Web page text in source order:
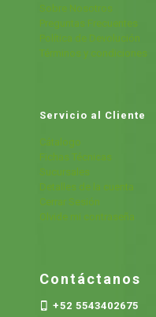
Sobre Nosotros
Preguntas Frecuentes
Política de Devolución
Términos y condiciones
Servicio al Cliente
Cátalogo
Fichas Técnicas
Sucursales
Detalles de la cuenta
Cerrar Sesión
Olvide mi contraseña
Contáctanos
+52 5543402675